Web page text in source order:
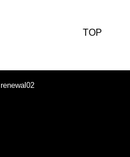
TOP
renewal02